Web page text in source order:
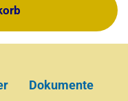
Dokumente